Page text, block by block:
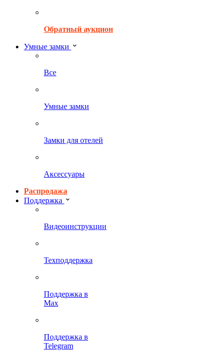
Обратный аукцион
Умные замки
Все
Умные замки
Замки для отелей
Аксессуары
Распродажа
Поддержка
Видеоинструкции
Техподдержка
Поддержка в
Max
Поддержка в
Telegram